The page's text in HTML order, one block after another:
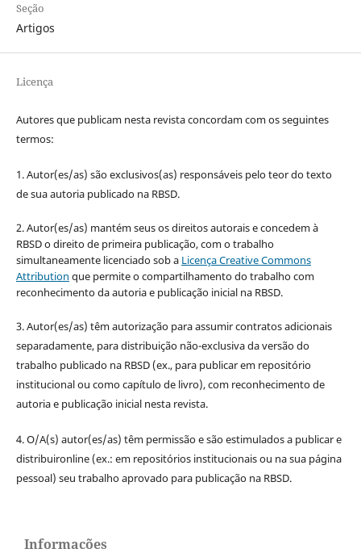
Seção
Artigos
Licença
Autores que publicam nesta revista concordam com os seguintes
termos:
1. Autor(es/as) são exclusivos(as) responsáveis pelo teor do texto
de sua autoria publicado na RBSD.
2. Autor(es/as) mantém seus os direitos autorais e concedem à
RBSD o direito de primeira publicação, com o trabalho
simultaneamente licenciado sob a Licença Creative Commons
Attribution que permite o compartilhamento do trabalho com
reconhecimento da autoria e publicação inicial na RBSD.
3. Autor(es/as) têm autorização para assumir contratos adicionais
separadamente, para distribuição não-exclusiva da versão do
trabalho publicado na RBSD (ex., para publicar em repositório
institucional ou como capítulo de livro), com reconhecimento de
autoria e publicação inicial nesta revista.
4. O/A(s) autor(es/as) têm permissão e são estimulados a publicar e
distribuironline (ex.: em repositórios institucionais ou na sua página
pessoal) seu trabalho aprovado para publicação na RBSD.
Informações